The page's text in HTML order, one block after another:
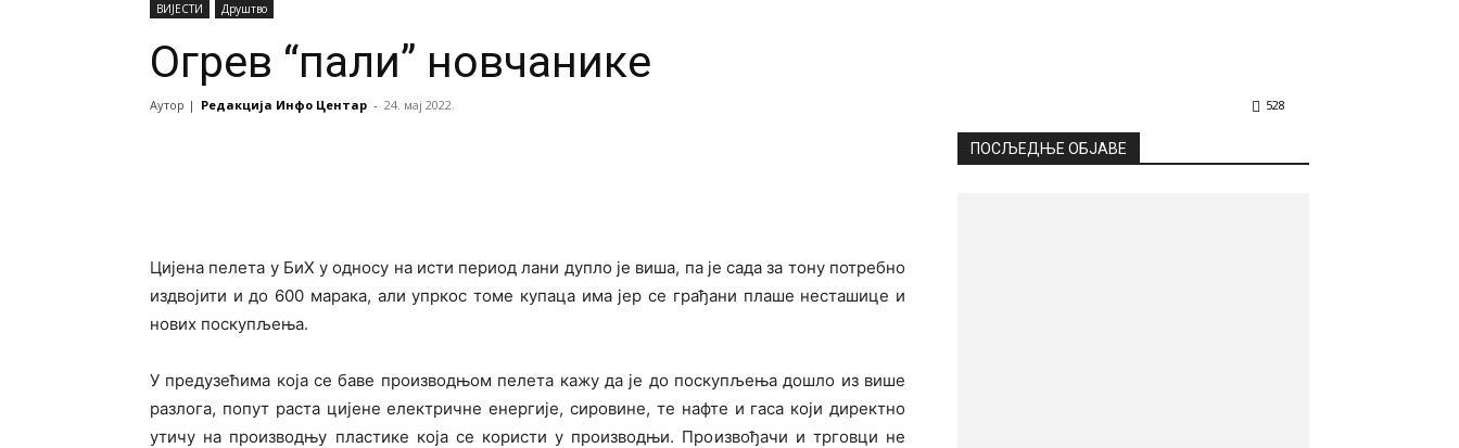
ВИЈЕСТИ Друштво
Огрев “пали” новчанике
Аутор | Редакција Инфо Центар - 24. мај 2022. 528
Цијена пелета у БиХ у односу на исти период лани дупло је виша, па је сада за тону потребно
издвојити и до 600 марака, али упркос томе купаца има јер се грађани плаше несташице и
нових поскупљења.
У предузећима која се баве производњом пелета кажу да је до поскупљења дошло из више
разлога, попут раста цијене електричне енергије, сировине, те нафте и гаса који директно
утичу на производњу пластике која се користи у производњи. Произвођачи и трговци не
ПОСЉЕДЊЕ ОБЈАВЕ